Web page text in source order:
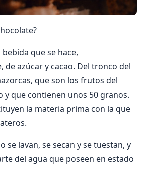
que se hace,
azúcar y cacao. Del tronco del
que son los frutos del
y que contienen unos 50 granos.
la materia prima con la que
se lavan, se secan y se tuestan, y
del agua que poseen en estado